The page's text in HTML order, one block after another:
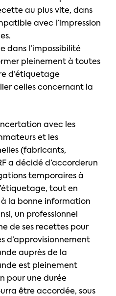
au plus vite, dans
avec l’impression
dans l’impossibilité
pleinement à toutes
d’étiquetage
celles concernant la
avec les
et les
(fabricants,
a décidé d’accorderun
temporaires à
tout en
la bonne information
un professionnel
de ses recettes pour
d’approvisionnement
auprès de la
est pleinement
pour une durée
être accordée, sous